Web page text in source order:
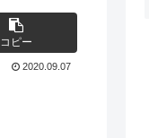
コピー
2020.09.07